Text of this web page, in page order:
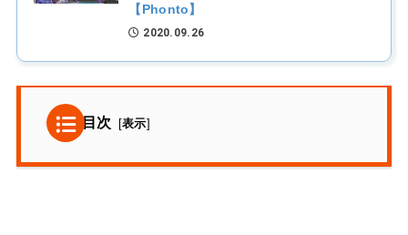
【Phonto】
2020.09.26
目次 [表示